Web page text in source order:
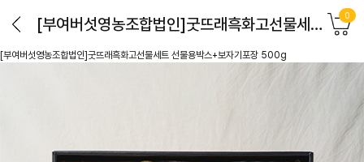
[부여버섯영농조합법인]굿뜨래흑화고선물세트 선물용박스+보자기포장 500g 0
[부여버섯영농조합법인]굿뜨래흑화고선물세트 선물용박스+보자기포장 500g